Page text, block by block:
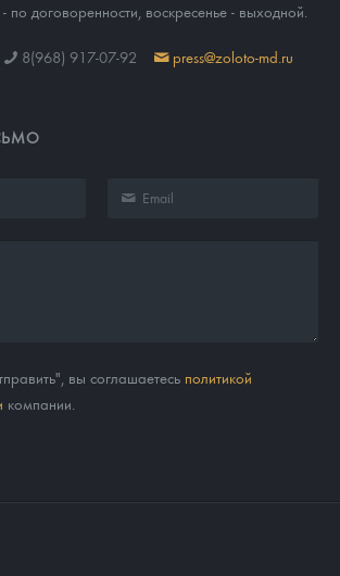
по договоренности, воскресенье - выходной.
8(968) 917-07-92 press@zoloto-md.ru
вы соглашаетесь политикой
компании.